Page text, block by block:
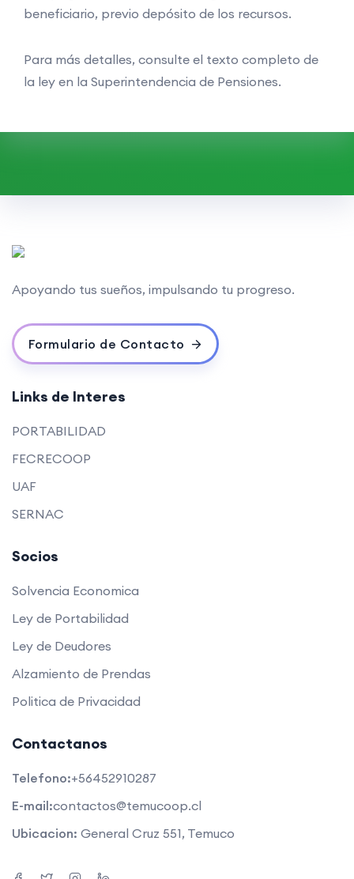
beneficiario, previo depósito de los recursos.
Para más detalles, consulte el texto completo de
la ley en la Superintendencia de Pensiones.
Apoyando tus sueños, impulsando tu progreso.
Formulario de Contacto
Links de Interes
PORTABILIDAD
FECRECOOP
UAF
SERNAC
Socios
Solvencia Economica
Ley de Portabilidad
Ley de Deudores
Alzamiento de Prendas
Politica de Privacidad
Contactanos
Telefono:+56452910287
E-mail:contactos@temucoop.cl
Ubicacion: General Cruz 551, Temuco